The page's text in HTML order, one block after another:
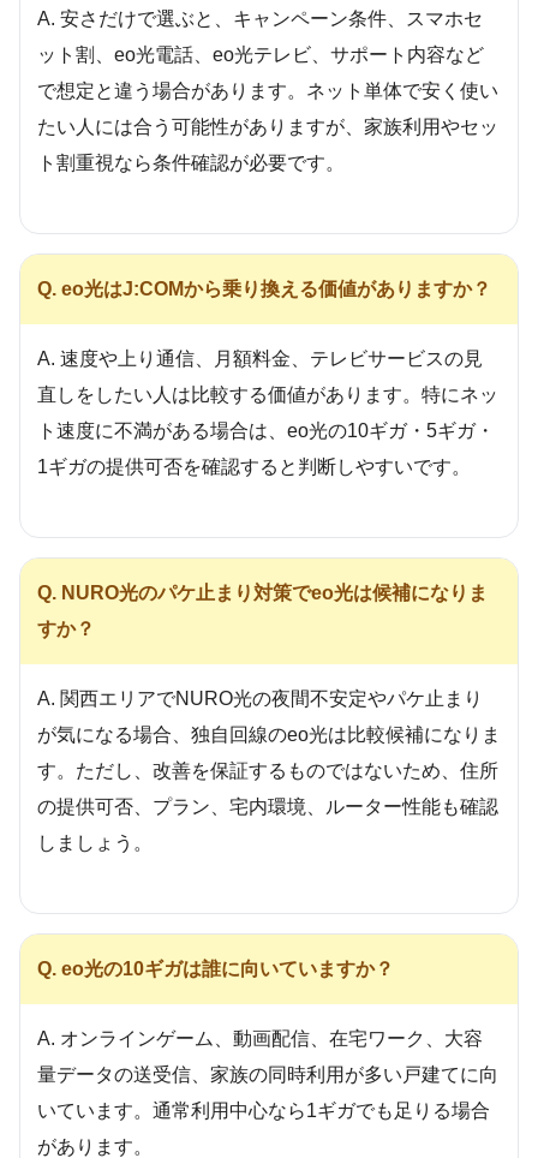
A. 安さだけで選ぶと、キャンペーン条件、スマホセ
ット割、eo光電話、eo光テレビ、サポート内容など
で想定と違う場合があります。ネット単体で安く使い
たい人には合う可能性がありますが、家族利用やセッ
ト割重視なら条件確認が必要です。
Q. eo光はJ:COMから乗り換える価値がありますか？
A. 速度や上り通信、月額料金、テレビサービスの見
直しをしたい人は比較する価値があります。特にネッ
ト速度に不満がある場合は、eo光の10ギガ・5ギガ・
1ギガの提供可否を確認すると判断しやすいです。
Q. NURO光のパケ止まり対策でeo光は候補になりま
すか？
A. 関西エリアでNURO光の夜間不安定やパケ止まり
が気になる場合、独自回線のeo光は比較候補になりま
す。ただし、改善を保証するものではないため、住所
の提供可否、プラン、宅内環境、ルーター性能も確認
しましょう。
Q. eo光の10ギガは誰に向いていますか？
A. オンラインゲーム、動画配信、在宅ワーク、大容
量データの送受信、家族の同時利用が多い戸建てに向
いています。通常利用中心なら1ギガでも足りる場合
があります。